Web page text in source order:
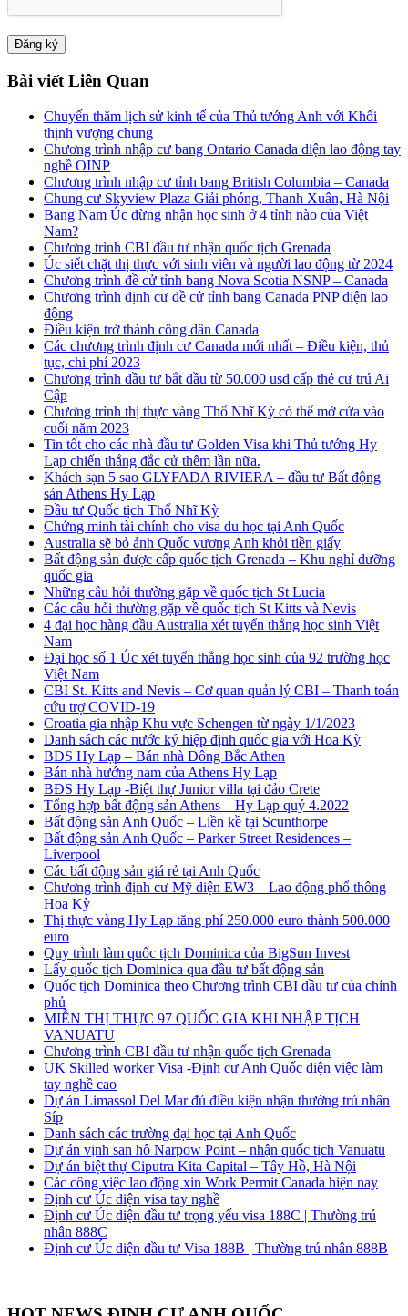
Bài viết Liên Quan
Chuyến thăm lịch sử kinh tế của Thủ tướng Anh với Khối
thịnh vượng chung
Chương trình nhập cư bang Ontario Canada diện lao động tay
nghề OINP
Chương trình nhập cư tỉnh bang British Columbia – Canada
Chung cư Skyview Plaza Giải phóng, Thanh Xuân, Hà Nội
Bang Nam Úc dừng nhận học sinh ở 4 tỉnh nào của Việt
Nam?
Chương trình CBI đầu tư nhận quốc tịch Grenada
Úc siết chặt thị thực với sinh viên và người lao động từ 2024
Chương trình đề cử tỉnh bang Nova Scotia NSNP – Canada
Chương trình định cư đề cử tỉnh bang Canada PNP diện lao
động
Điều kiện trở thành công dân Canada
Các chương trình định cư Canada mới nhất – Điều kiện, thủ
tục, chi phí 2023
Chương trình đầu tư bắt đầu từ 50.000 usd cấp thẻ cư trú Ai
Cập
Chương trình thị thực vàng Thổ Nhĩ Kỳ có thể mở cửa vào
cuối năm 2023
Tin tốt cho các nhà đầu tư Golden Visa khi Thủ tướng Hy
Lạp chiến thắng đắc cử thêm lần nữa.
Khách sạn 5 sao GLYFADA RIVIERA – đầu tư Bất động
sản Athens Hy Lạp
Đầu tư Quốc tịch Thổ Nhĩ Kỳ
Chứng minh tài chính cho visa du học tại Anh Quốc
Australia sẽ bỏ ảnh Quốc vương Anh khỏi tiền giấy
Bất động sản được cấp quốc tịch Grenada – Khu nghỉ dưỡng
quốc gia
Những câu hỏi thường gặp về quốc tịch St Lucia
Các câu hỏi thường gặp về quốc tịch St Kitts và Nevis
4 đại học hàng đầu Australia xét tuyển thẳng học sinh Việt
Nam
Đại học số 1 Úc xét tuyển thẳng học sinh của 92 trường học
Việt Nam
CBI St. Kitts and Nevis – Cơ quan quản lý CBI – Thanh toán
cứu trợ COVID-19
Croatia gia nhập Khu vực Schengen từ ngày 1/1/2023
Danh sách các nước ký hiệp định quốc gia với Hoa Kỳ
BĐS Hy Lạp – Bán nhà Đông Bắc Athen
Bán nhà hướng nam của Athens Hy Lạp
BĐS Hy Lạp -Biệt thự Junior villa tại đảo Crete
Tổng hợp bất động sản Athens – Hy Lạp quý 4.2022
Bất động sản Anh Quốc – Liền kề tại Scunthorpe
Bất động sản Anh Quốc – Parker Street Residences –
Liverpool
Các bất động sản giá rẻ tại Anh Quốc
Chương trình định cư Mỹ diện EW3 – Lao động phổ thông
Hoa Kỳ
Thị thực vàng Hy Lạp tăng phí 250.000 euro thành 500.000
euro
Quy trình làm quốc tịch Dominica của BigSun Invest
Lấy quốc tịch Dominica qua đầu tư bất động sản
Quốc tịch Dominica theo Chương trình CBI đầu tư của chính
phủ
MIỄN THỊ THỰC 97 QUỐC GIA KHI NHẬP TỊCH
VANUATU
Chương trình CBI đầu tư nhận quốc tịch Grenada
UK Skilled worker Visa -Định cư Anh Quốc diện việc làm
tay nghề cao
Dự án Limassol Del Mar đủ điều kiện nhận thường trú nhân
Síp
Danh sách các trường đại học tại Anh Quốc
Dự án vịnh san hô Narpow Point – nhận quốc tịch Vanuatu
Dự án biệt thự Ciputra Kita Capital – Tây Hồ, Hà Nội
Các công việc lao động xin Work Permit Canada hiện nay
Định cư Úc diện visa tay nghề
Định cư Úc diện đầu tư trọng yếu visa 188C | Thường trú
nhân 888C
Định cư Úc diện đầu tư Visa 188B | Thường trú nhân 888B